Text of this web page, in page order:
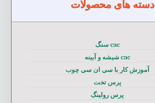
دسته های محصولات
cnc سنگ
cnc شیشه و آیینه
آموزش کار با سی ان سی چوب
پرس تخت
پرس رولینگ